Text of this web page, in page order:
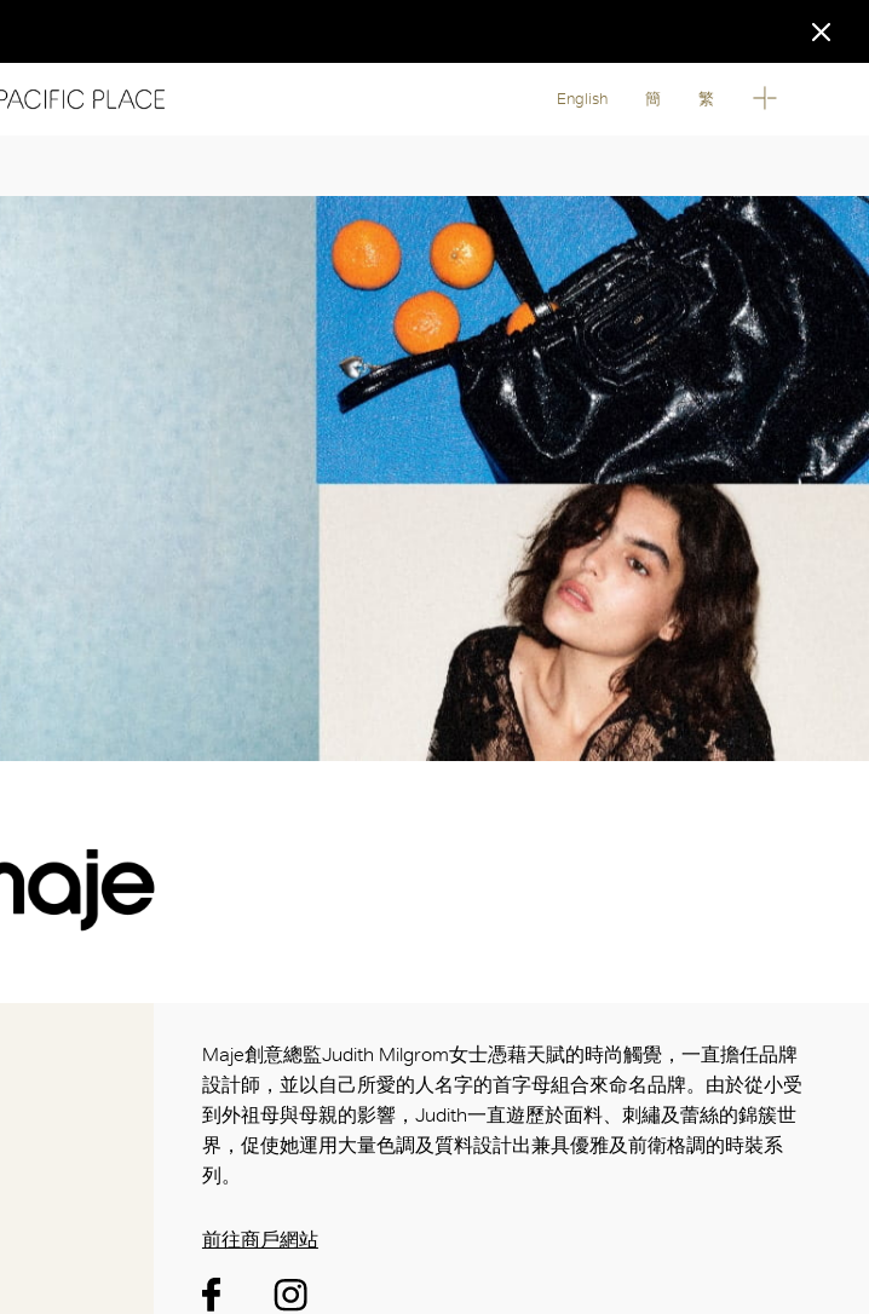
English 簡 繁
Maje創意總監Judith Milgrom女士憑藉天賦的時尚觸覺，一直擔任品牌
設計師，並以自己所愛的人名字的首字母組合來命名品牌。由於從小受
到外祖母與母親的影響，Judith一直遊歷於面料、刺繡及蕾絲的錦簇世
界，促使她運用大量色調及質料設計出兼具優雅及前衛格調的時裝系
列。
前往商戶網站